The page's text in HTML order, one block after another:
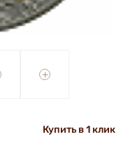
+
Купить в 1 клик